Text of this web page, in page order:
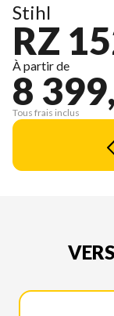
Stihl
RZ
À partir de
8
Tous frais inclus